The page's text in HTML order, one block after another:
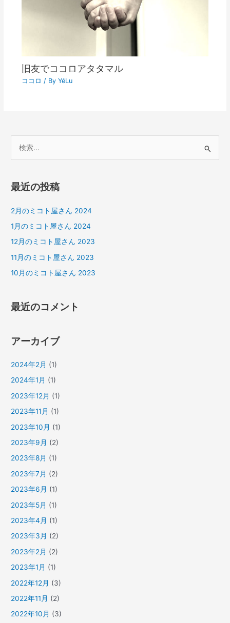
旧友でココロアタタマル
ココロ / By YéLu
象
最近の投稿
2月のミコト屋さん 2024
1月のミコト屋さん 2024
12月のミコト屋さん 2023
11月のミコト屋さん 2023
10月のミコト屋さん 2023
最近のコメント
アーカイブ
2024年2月 (1)
2024年1月 (1)
2023年12月 (1)
2023年11月 (1)
2023年10月 (1)
2023年9月 (2)
2023年8月 (1)
2023年7月 (2)
2023年6月 (1)
2023年5月 (1)
2023年4月 (1)
2023年3月 (2)
2023年2月 (2)
2023年1月 (1)
2022年12月 (3)
2022年11月 (2)
2022年10月 (3)